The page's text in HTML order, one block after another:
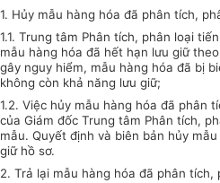
1. Hủy mẫu hàng hóa đã phân tích,
1.1. Trung tâm Phân tích, phân loại
mẫu hàng hóa đã hết hạn lưu giữ
gây nguy hiểm, mẫu hàng hóa đã bị
không còn khả năng lưu giữ;
1.2. Việc hủy mẫu hàng hóa đã phân
của Giám đốc Trung tâm Phân tích,
mẫu. Quyết định và biên bản hủy
giữ hồ sơ.
2. Trả lại mẫu hàng hóa đã phân tích,